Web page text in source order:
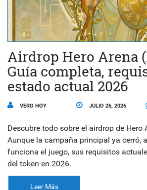
Airdrop Hero Arena
Guía completa,
estado actual 2026
VERO HOY JULIO 26, 2026
Descubre todo sobre el airdrop de Hero
Aunque la campaña principal ya cerró,
funciona el juego, sus requisitos
del token en 2026.
Leer Más